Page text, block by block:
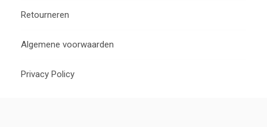
Retourneren
Algemene voorwaarden
Privacy Policy